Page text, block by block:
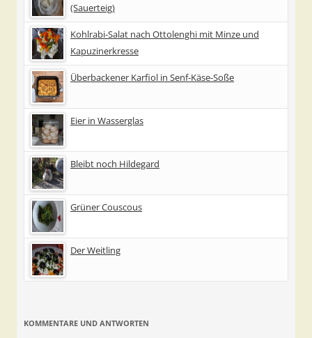
(Sauerteig)
Kohlrabi-Salat nach Ottolenghi mit Minze und
Kapuzinerkresse
Überbackener Karfiol in Senf-Käse-Soße
Eier in Wasserglas
Bleibt noch Hildegard
Grüner Couscous
Der Weitling
KOMMENTARE UND ANTWORTEN